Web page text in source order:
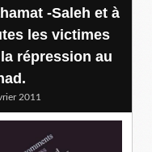
-Saleh et à
les victimes
répression au
2011